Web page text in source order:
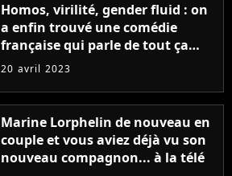
Homos, virilité, gender fluid : on
a enfin trouvé une comédie
française qui parle de tout ça
sans être super ringarde
20 avril 2023
Marine Lorphelin de nouveau en
couple et vous aviez déjà vu son
nouveau compagnon... à la télé